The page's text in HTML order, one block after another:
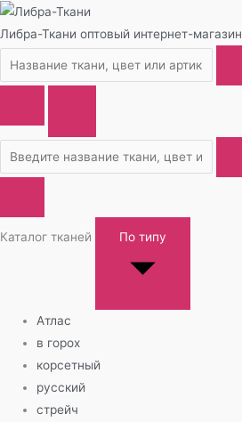
Либра-Ткани оптовый интернет-магазин
Каталог тканей По типу
Атлас
в горох
корсетный
русский
стрейч